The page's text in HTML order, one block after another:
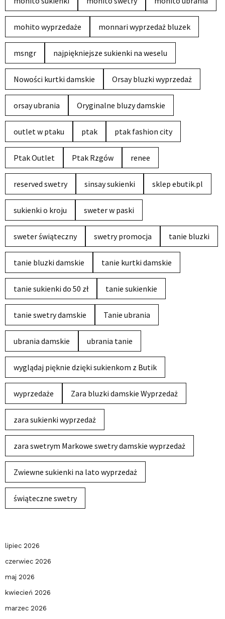
mohito wyprzedaże monnari wyprzedaż bluzek
msngr najpiękniejsze sukienki na weselu
Nowości kurtki damskie Orsay bluzki wyprzedaż
orsay ubrania Oryginalne bluzy damskie
outlet w ptaku ptak ptak fashion city
Ptak Outlet Ptak Rzgów renee
reserved swetry sinsay sukienki sklep ebutik.pl
sukienki o kroju sweter w paski
sweter świąteczny swetry promocja tanie bluzki
tanie bluzki damskie tanie kurtki damskie
tanie sukienki do 50 zł tanie sukienkie
tanie swetry damskie Tanie ubrania
ubrania damskie ubrania tanie
wyglądaj pięknie dzięki sukienkom z Butik
wyprzedaże Zara bluzki damskie Wyprzedaż
zara sukienki wyprzedaż
zara swetrym Markowe swetry damskie wyprzedaż
Zwiewne sukienki na lato wyprzedaż
świąteczne swetry
lipiec 2026
czerwiec 2026
maj 2026
kwiecień 2026
marzec 2026